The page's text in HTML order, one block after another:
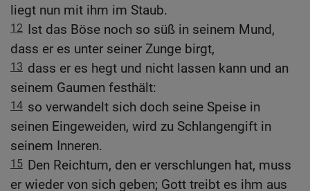
liegt nun mit ihm im Staub.
12 Ist das Böse noch so süß in seinem Mund,
dass er es unter seiner Zunge birgt,
13 dass er es hegt und nicht lassen kann und an
seinem Gaumen festhält:
14 so verwandelt sich doch seine Speise in
seinen Eingeweiden, wird zu Schlangengift in
seinem Inneren.
15 Den Reichtum, den er verschlungen hat, muss
er wieder von sich geben; Gott treibt es ihm aus